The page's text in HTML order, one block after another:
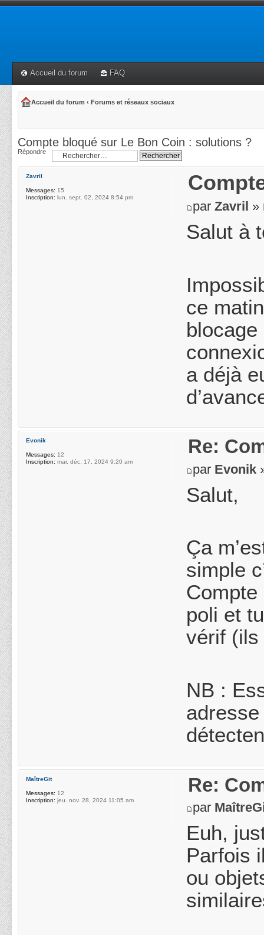
Accueil du forum FAQ
Accueil du forum ‹ Forums et réseaux sociaux
Compte bloqué sur Le Bon Coin : solutions ?
Répondre
parZavril »
Salut à
ce
blocage
a déjà
Zavril
Messages: 15
Inscription: lun. sept. 02, 2024 8:54 pm
Re:
par Evonik
Salut,
Ça
simple
Compte
poli et
vérif (ils
NB :
Evonik
Messages: 12
Inscription: mar. déc. 17, 2024 9:20 am
Re:
par
Euh,
Parfois
ou
MaîtreGit
Messages: 12
Inscription: jeu. nov. 28, 2024 11:05 am